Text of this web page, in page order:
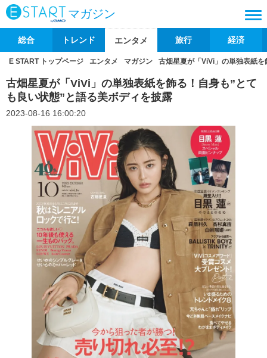
マガジン
総合 トレンド エンタメ 旅行 経済
E START トップページ エンタメ マガジン 古畑星夏が「ViVi」の単独表紙
古畑星夏が「ViVi」の単独表紙を飾る！自身も”とて
も良い状態”と語る美ボディを披露
2023-08-16 16:00:20